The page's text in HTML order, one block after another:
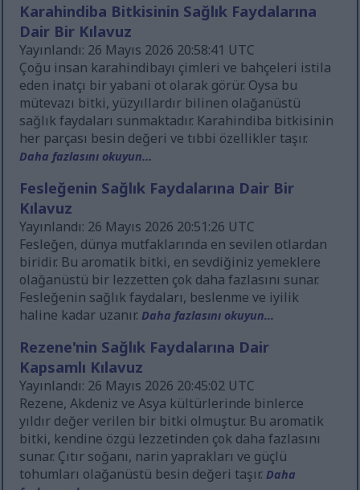
Karahindiba Bitkisinin Sağlık Faydalarına
Dair Bir Kılavuz
Yayınlandı: 26 Mayıs 2026 20:58:41 UTC
Çoğu insan karahindibayı çimleri ve bahçeleri istila
eden inatçı bir yabani ot olarak görür. Oysa bu
mütevazı bitki, yüzyıllardır bilinen olağanüstü
sağlık faydaları sunmaktadır. Karahindiba bitkisinin
her parçası besin değeri ve tıbbi özellikler taşır.
Daha fazlasını okuyun...
Fesleğenin Sağlık Faydalarına Dair Bir
Kılavuz
Yayınlandı: 26 Mayıs 2026 20:51:26 UTC
Fesleğen, dünya mutfaklarında en sevilen otlardan
biridir. Bu aromatik bitki, en sevdiğiniz yemeklere
olağanüstü bir lezzetten çok daha fazlasını sunar.
Fesleğenin sağlık faydaları, beslenme ve iyilik
haline kadar uzanır.Daha fazlasını okuyun...
Rezene'nin Sağlık Faydalarına Dair
Kapsamlı Kılavuz
Yayınlandı: 26 Mayıs 2026 20:45:02 UTC
Rezene, Akdeniz ve Asya kültürlerinde binlerce
yıldır değer verilen bir bitki olmuştur. Bu aromatik
bitki, kendine özgü lezzetinden çok daha fazlasını
sunar. Çıtır soğanı, narin yaprakları ve güçlü
tohumları olağanüstü besin değeri taşır.Daha